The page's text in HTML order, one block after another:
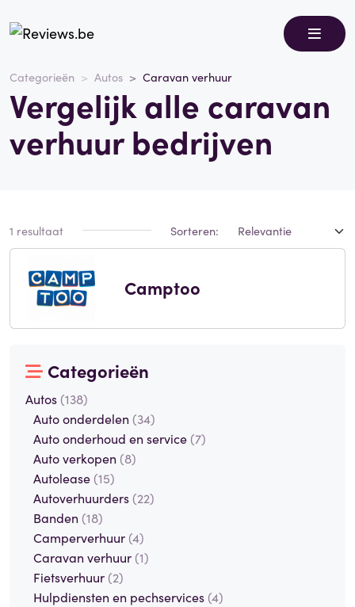
Categorieën Autos Caravan verhuur
Vergelijk alle caravan
verhuur bedrijven
1 resultaat Sorteren:
Camptoo
Categorieën
Autos (138)
Auto onderdelen (34)
Auto onderhoud en service (7)
Auto verkopen (8)
Autolease (15)
Autoverhuurders (22)
Banden (18)
Camperverhuur (4)
Caravan verhuur (1)
Fietsverhuur (2)
Hulpdiensten en pechservices (4)